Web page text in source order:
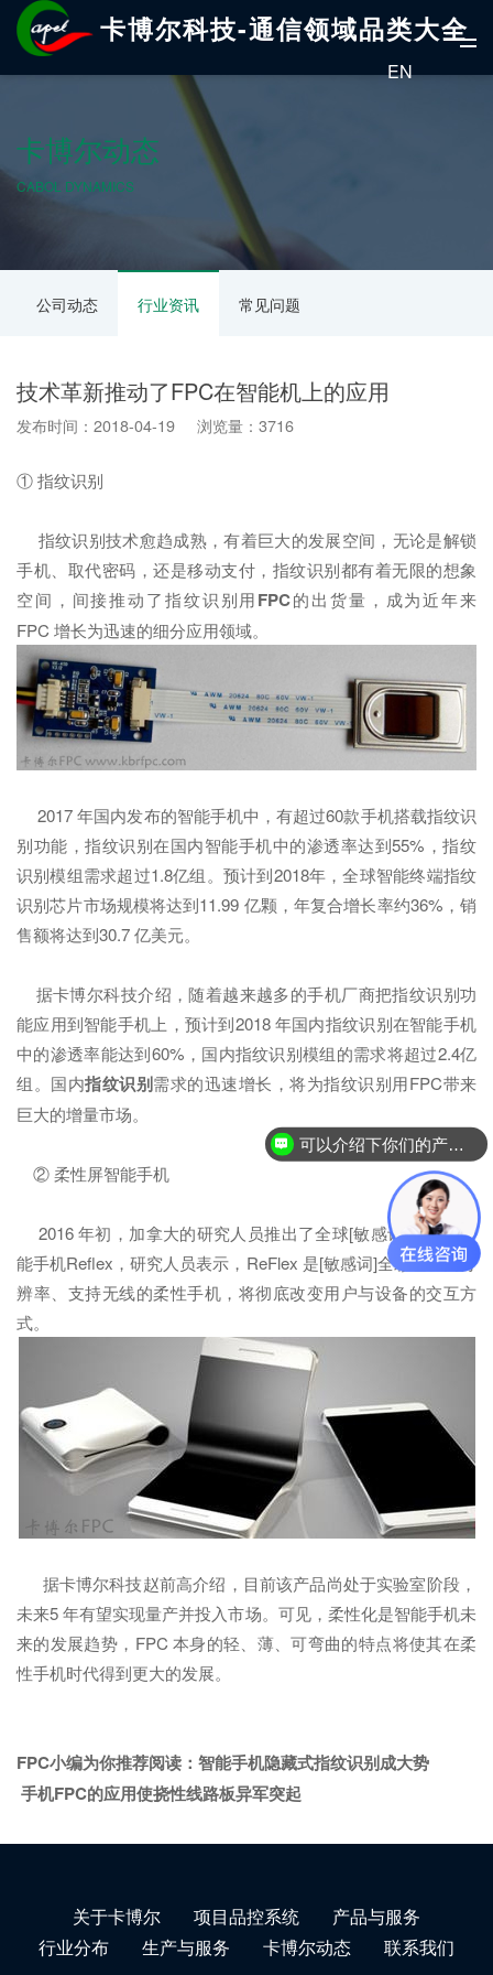
卡博尔科技-通信领域品类大全
EN
卡博尔动态
CABOL DYNAMICS
公司动态 行业资讯 常见问题
技术革新推动了FPC在智能机上的应用
发布时间：2018-04-19 浏览量：3716
① 指纹识别
指纹识别技术愈趋成熟，有着巨大的发展空间，无论是解锁
手机、取代密码，还是移动支付，指纹识别都有着无限的想象
空间，间接推动了指纹识别用FPC的出货量，成为近年来
FPC 增长为迅速的细分应用领域。
2017 年国内发布的智能手机中，有超过60款手机搭载指纹识
别功能，指纹识别在国内智能手机中的渗透率达到55%，指纹
识别模组需求超过1.8亿组。预计到2018年，全球智能终端指纹
识别芯片市场规模将达到11.99 亿颗，年复合增长率约36%，销
售额将达到30.7 亿美元。
据卡博尔科技介绍，随着越来越多的手机厂商把指纹识别功
能应用到智能手机上，预计到2018 年国内指纹识别在智能手机
中的渗透率能达到60%，国内指纹识别模组的需求将超过2.4亿
组。国内指纹识别需求的迅速增长，将为指纹识别用FPC带来
巨大的增量市场。
② 柔性屏智能手机
2016 年初，加拿大的研究人员推出了全球[敏感词]柔性屏智
能手机Reflex，研究人员表示，ReFlex 是[敏感词]全彩色、高分
辨率、支持无线的柔性手机，将彻底改变用户与设备的交互方
式。
据卡博尔科技赵前高介绍，目前该产品尚处于实验室阶段，
未来5 年有望实现量产并投入市场。可见，柔性化是智能手机未
来的发展趋势，FPC 本身的轻、薄、可弯曲的特点将使其在柔
性手机时代得到更大的发展。
FPC小编为你推荐阅读： 智能手机隐藏式指纹识别成大势
手机FPC的应用使挠性线路板异军突起
关于卡博尔 项目品控系统
产品与服务
行业分布
生产与服务 卡博尔动态 联系我们
可以介绍下你们的产品么？